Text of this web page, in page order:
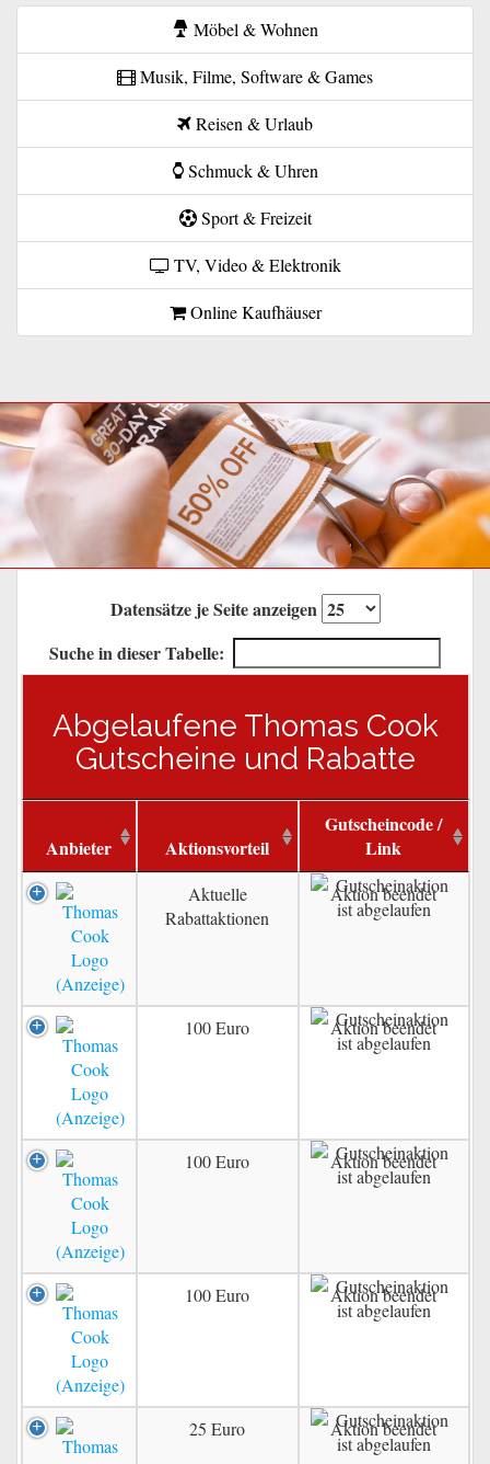
Möbel & Wohnen
Musik, Filme, Software & Games
Reisen & Urlaub
Schmuck & Uhren
Sport & Freizeit
TV, Video & Elektronik
Online Kaufhäuser
Datensätze je Seite anzeigen
Suche in dieser Tabelle:
Abgelaufene Thomas Cook
Gutscheine und Rabatte
Anbieter Aktionsvorteil
Gutscheincode /
Link
Aktuelle
Rabattaktionen
Aktion beendet
100 Euro Aktion beendet
100 Euro Aktion beendet
100 Euro Aktion beendet
25 Euro Aktion beendet